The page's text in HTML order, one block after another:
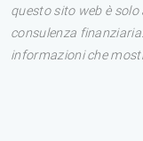
questo sito web è
consulenza
informazioni che